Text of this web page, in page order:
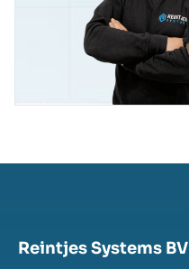
Reintjes Systems BV